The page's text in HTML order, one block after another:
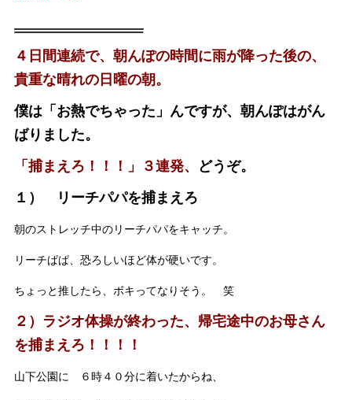
４日間連続で、朝んぽの時間に雨が降った後の、
貴重な晴れの日曜の朝。
僕は「お熱でちゃった」んですが、朝んぽはがん
ばりました。
「捕まえろ！！！」３連発、 どうぞ。
１） リーチパパを捕まえろ
朝のストレッチ中のリーチパパをキャッチ。
リーチぱぱ、恐ろしいほど体が硬いです。
ちょっと推したら、ボキってなりそう。 笑
２）ラジオ体操が終わった、帰宅途中のお母さん
を捕まえろ！！！！
山下公園に ６時４０分に着いたからね、